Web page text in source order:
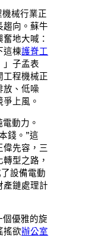
械行業正
趨向。蘇牛
地大喊：
這棟護脊工
」子孟表
工程機械正
放、低噪
上風。
動力。
錢。”這
偉先容，三
型之路，
設備電動
產鏈處理計
優雅的旋
搖欲辦公室